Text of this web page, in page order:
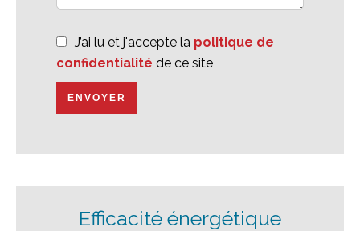
J’ai lu et j'accepte la politique de
confidentialité de ce site
ENVOYER
Efficacité énergétique